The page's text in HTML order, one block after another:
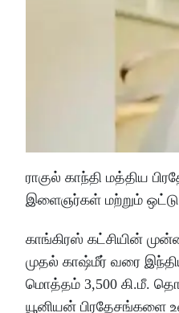
ராகுல் காந்தி மத்திய
இளைஞர்கள் மற்றும் ஒட்டு
காங்கிரஸ் கட்சியின்
முதல் காஷ்மீர் வரை
மொத்தம் 3,500 கி.மீ.
யூனியன் பிரதேசங்களை